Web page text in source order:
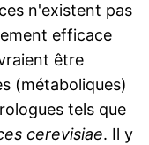
n'existent pas
efficace
être
(métaboliques)
tels que
cerevisiae. Il y